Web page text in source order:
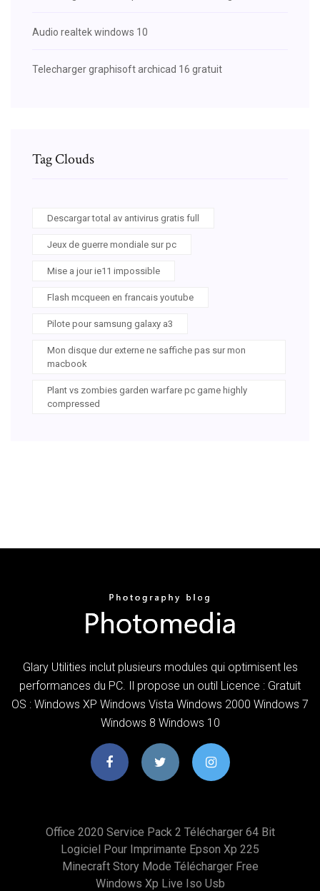
Audio realtek windows 10
Telecharger graphisoft archicad 16 gratuit
Tag Clouds
Descargar total av antivirus gratis full
Jeux de guerre mondiale sur pc
Mise a jour ie11 impossible
Flash mcqueen en francais youtube
Pilote pour samsung galaxy a3
Mon disque dur externe ne saffiche pas sur mon
macbook
Plant vs zombies garden warfare pc game highly
compressed
Glary Utilities inclut plusieurs modules qui optimisent les
performances du PC. Il propose un outil Licence : Gratuit
OS : Windows XP Windows Vista Windows 2000 Windows 7
Windows 8 Windows 10
Office 2020 Service Pack 2 Télécharger 64 Bit
Logiciel Pour Imprimante Epson Xp 225
Minecraft Story Mode Télécharger Free
Windows Xp Live Iso Usb